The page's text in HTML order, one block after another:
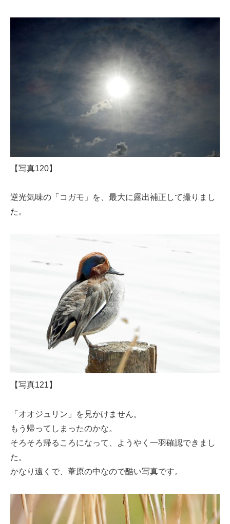
【写真120】
逆光気味の「コガモ」を、最大に露出補正して撮りまし
た。
【写真121】
「オオジュリン」を見かけません。
もう帰ってしまったのかな。
そろそろ帰るころになって、ようやく一羽確認できまし
た。
かなり遠くで、葦原の中なので酷い写真です。